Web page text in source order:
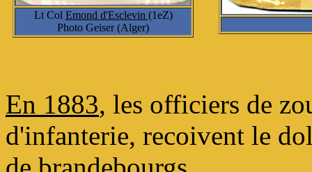
Lt Col Emond d'Esclevin (1eZ)
Photo Geiser (Alger)
En 1883, les officiers de
d'infanterie, recoivent le